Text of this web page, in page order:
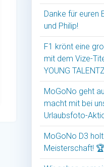
Danke für euren
und Philip!
F1 krönt eine
mit dem Vize-
YOUNG
MoGoNo geht
macht mit bei
Urlaubsfoto-
MoGoNo D3
Meisterschaft! 🏆